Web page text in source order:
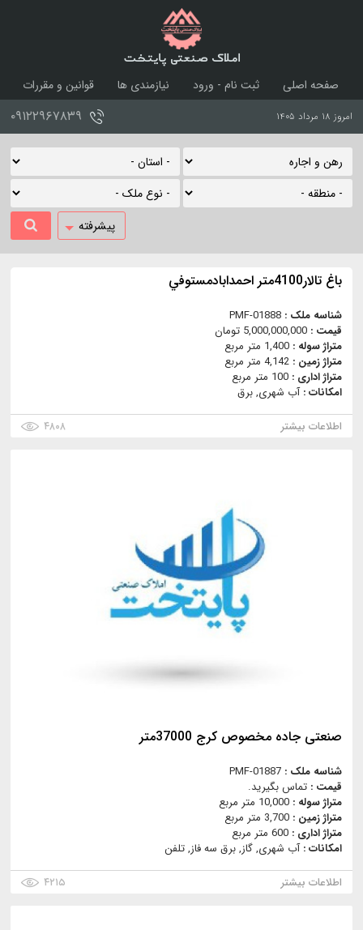
املاک صنعتی پایتخت
صفحه اصلی ثبت نام - ورود نیازمندی ها
قوانین و مقررات
امروز ۱۸ مرداد ۱۴۰۵ ۰۹۱۲۲۹۶۷۸۳۹
پیشرفته
باغ تالار4100متر احمدابادمستوفي
شناسه ملک : PMF-01888
قیمت : 5,000,000,000 تومان
متراژ سوله : 1,400 متر مربع
متراژ زمین : 4,142 متر مربع
متراژ اداری : 100 متر مربع
امکانات :آب شهری, برق
اطلاعات بیشتر
۴۸۰۸
صنعتی جاده مخصوص كرج 37000متر
شناسه ملک : PMF-01887
قیمت : تماس بگیرید.
متراژ سوله : 10,000 متر مربع
متراژ زمین : 3,700 متر مربع
متراژ اداری : 600 متر مربع
امکانات :آب شهری, گاز, برق سه فاز, تلفن
اطلاعات بیشتر
۴۲۱۵